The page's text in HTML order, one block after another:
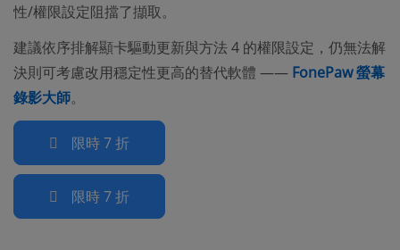
性/權限設定阻擋了擷取。
建議依序排解顯卡驅動更新與方法 4 的權限設定，仍無法解
決則可考慮改用穩定性更高的替代軟體 —— FonePaw 螢幕
錄影大師。
限時 7 折
限時 7 折